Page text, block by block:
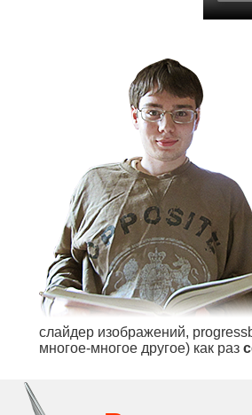
слайдер изображений,
многое-многое другое) как раз